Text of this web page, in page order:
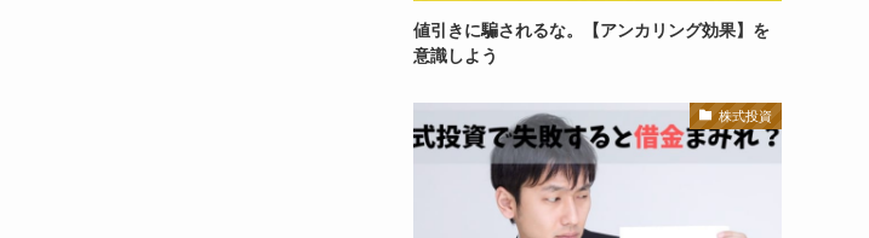
値引きに騙されるな。【アンカリング効果】を
意識しよう
株式投資